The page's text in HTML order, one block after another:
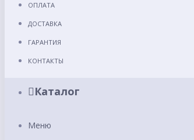
ОПЛАТА
ДОСТАВКА
ГАРАНТИЯ
КОНТАКТЫ
Каталог
Меню